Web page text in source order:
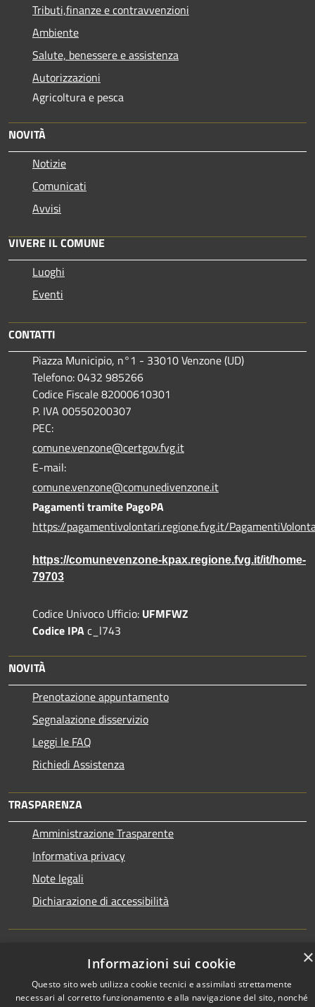
Tributi,finanze e contravvenzioni
Ambiente
Salute, benessere e assistenza
Autorizzazioni
Agricoltura e pesca
NOVITÀ
Notizie
Comunicati
Avvisi
VIVERE IL COMUNE
Luoghi
Eventi
CONTATTI
Piazza Municipio, n°1 - 33010 Venzone (UD)
Telefono: 0432 985266
Codice Fiscale 82000610301
P. IVA 00550200307
PEC:
comune.venzone@certgov.fvg.it
E-mail:
comune.venzone@comunedivenzone.it
Pagamenti tramite PagoPA
https://pagamentivolontari.regione.fvg.it/
https://comunevenzone-kpax.regione.fvg.it/it/home-
79703
Codice Univoco Ufficio: UFMFWZ
Codice IPAc_l743
NOVITÀ
Prenotazione appuntamento
Segnalazione disservizio
Leggi le FAQ
Richiedi Assistenza
TRASPARENZA
Amministrazione Trasparente
Informativa privacy
Note legali
Dichiarazione di accessibilità
Accessibility
Copyright © 2026 • Town of •
Powered byMunicipium•
×
Informazioni sui cookie
Questo sito web utilizza cookie tecnici e assimilati strettamente
necessari al corretto funzionamento e alla navigazione del sito, nonché